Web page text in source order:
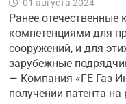
01 августа 2024
Ранее отечественные
компетенциями для
сооружений, и для
зарубежные
— Компания «ГЕ Газ
получении патента